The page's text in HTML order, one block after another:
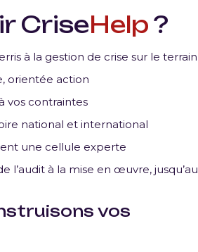
CriseHelp ?
à la gestion de crise sur le terrain
orientée action
vos contraintes
national et international
une cellule experte
à la mise en œuvre, jusqu’au
vos